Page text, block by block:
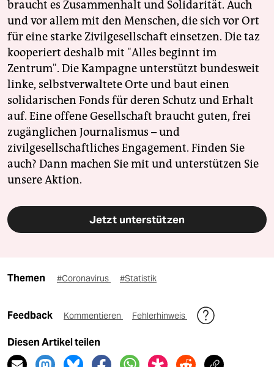
braucht es Zusammenhalt und Solidarität. Auch
und vor allem mit den Menschen, die sich vor Ort
für eine starke Zivilgesellschaft einsetzen. Die taz
kooperiert deshalb mit "Alles beginnt im
Zentrum". Die Kampagne unterstützt bundesweit
linke, selbstverwaltete Orte und baut einen
solidarischen Fonds für deren Schutz und Erhalt
auf. Eine offene Gesellschaft braucht guten, frei
zugänglichen Journalismus – und
zivilgesellschaftliches Engagement. Finden Sie
auch? Dann machen Sie mit und unterstützen Sie
unsere Aktion.
Jetzt unterstützen
Themen #Coronavirus #Statistik
Feedback Kommentieren Fehlerhinweis
Diesen Artikel teilen